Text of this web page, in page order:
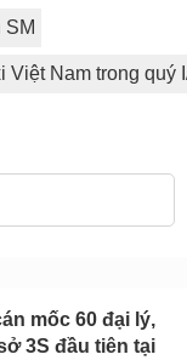
SM
Việt Nam trong quý
mốc 60 đại lý,
3S đầu tiên tại